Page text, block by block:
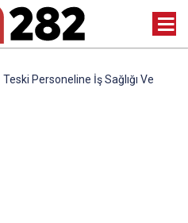
Teski Personeline İş Sağlığı Ve